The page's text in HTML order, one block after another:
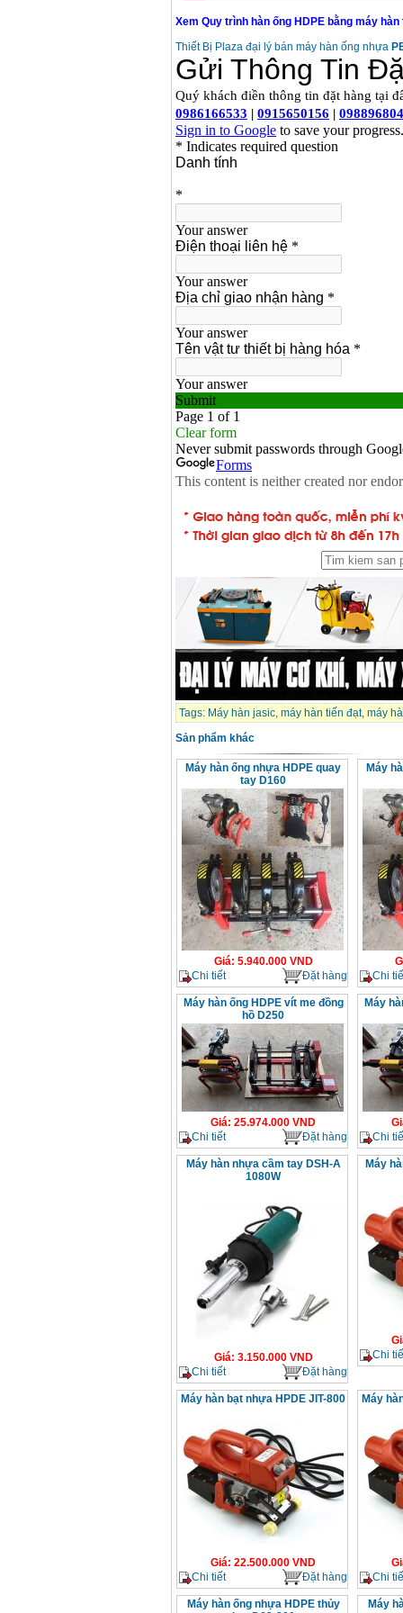
Xem Quy trình hàn ống HDPE bằng máy
Thiết Bị Plaza đại lý bán máy hàn ống nhựa
Tags: Máy hàn jasic, máy hàn tiến đạt, máy
Sản phẩm khác
Máy hàn ống nhựa HDPE quay
tay D160
Giá: 5.940.000VND
Chi tiết
Đặt hàng
Máy
Chi
Máy hàn ống HDPE vít me đồng
hồ D250
Giá: 25.974.000 VND
Chi tiết
Đặt hàng
Máy
Chi
Máy hàn nhựa cầm tay DSH-A
1080W
Giá: 3.150.000VND
Chi tiết
Đặt hàng
Máy
Chi
Máy hàn bạt nhựa HPDE JIT-800
Giá: 22.500.000 VND
Chi tiết
Đặt hàng
Máy
Chi
Máy hàn ống nhựa HDPE thủy
Máy